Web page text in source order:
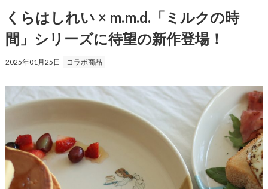
は
し
れ
m
d
ミ
ル
ク
時
間
くらはしれい × m.m.d.「ミルクの時
間」シリーズに待望の新作登場！
2025年01月25日 コラボ商品